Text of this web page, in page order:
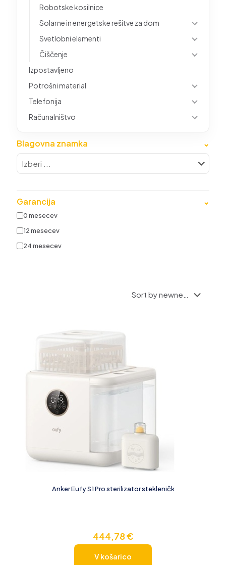
Robotske kosilnice
Solarne in energetske rešitve za dom
Svetlobni elementi
Čiščenje
Izpostavljeno
Potrošni material
Telefonija
Računalništvo
Blagovna znamka ⌄
Garancija ⌄
0 mesecev
12 mesecev
24 mesecev
Anker Eufy S1 Pro sterilizator stekleničk
444,78€
V košarico